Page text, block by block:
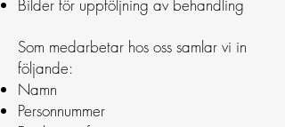
Bilder för uppföljning av behandling
Som medarbetar hos oss samlar vi in
följande:
Namn
Personnummer